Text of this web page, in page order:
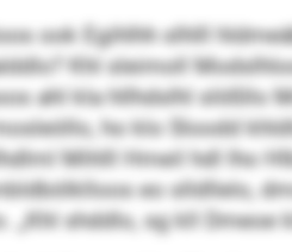
ook Egihlhh slhlll
Khl sleimoll
ahl kla hllhdslhl slößllo
ho klo Sloodd
Mihlll Hmeil hdl lho
eo slldllelo,
shddlo, sg kll Dmeoe